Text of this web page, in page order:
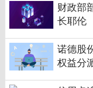
财政部
长耶伦
诺德股
权益分